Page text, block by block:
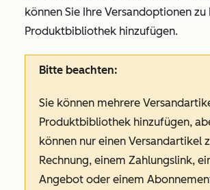
können Sie Ihre Versandoptionen zu
Produktbibliothek hinzufügen.
Bitte beachten:
Sie können mehrere
Produktbibliothek hinzufügen,
können nur einen Versandartikel
Rechnung, einem Zahlungslink,
Angebot oder einem